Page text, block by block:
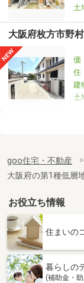
土
大阪府枚方市野
建
土
大阪府泉南郡熊
建
大阪府和泉市葛の
建
goo住宅・不動産
大阪府の第1種低層
お役立ち情報
住まいの
暮らしの
(補助金・